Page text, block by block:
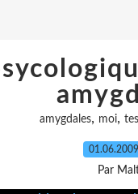
amygdales, moi, tes
01.06.2009
Par